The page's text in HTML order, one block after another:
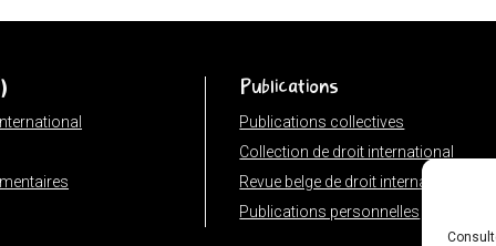
Publications
Publications collectives
Collection de droit international
Revue belge de droit international
Publications personnelles